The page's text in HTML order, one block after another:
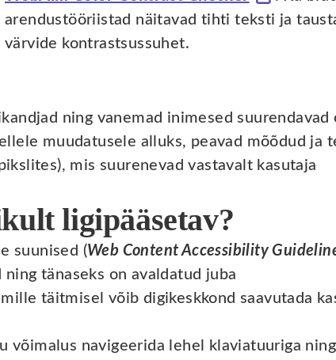
arendustööriistad näitavad tihti teksti ja
värvide kontrastsussuhet.
ning vanemad inimesed suurendavad
muudatusele alluks, peavad mõõdud ja
mis suurenevad vastavalt kasutaja
ligipääsetav?
suunised (Web Content Accessibility
tänaseks on avaldatud juba
täitmisel võib digikeskkond saavutada
võimalus navigeerida lehel klaviatuuriga ning